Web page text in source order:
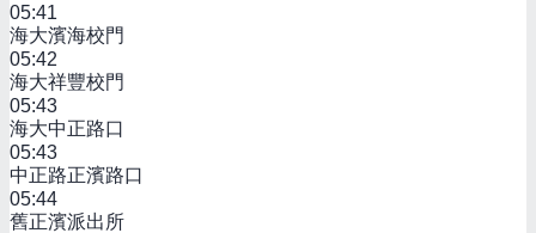
05:41
海大濱海校門
05:42
海大祥豐校門
05:43
海大中正路口
05:43
中正路正濱路口
05:44
舊正濱派出所